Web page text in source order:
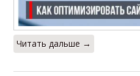
Читать дальше →